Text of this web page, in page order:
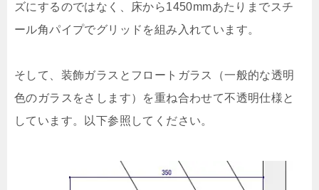
ズにするのではなく、床から1450mmあたりまでスチ
ール角パイプでグリッドを組み入れています。
そして、装飾ガラスとフロートガラス（一般的な透明
色のガラスをさします）を重ね合わせて不透明仕様と
しています。以下参照してください。